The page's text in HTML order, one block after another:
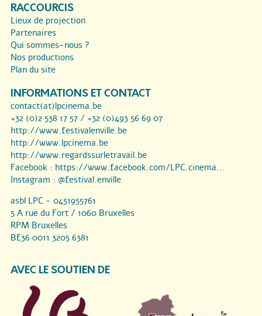
RACCOURCIS
Lieux de projection
Partenaires
Qui sommes-nous ?
Nos productions
Plan du site
INFORMATIONS ET CONTACT
contact(at)lpcinema.be
+32 (0)2 538 17 57 / +32 (0)493 56 69 07
http://www.festivalenville.be
http://www.lpcinema.be
http://www.regardssurletravail.be
Facebook : https://www.facebook.com/LPC.cinema...
Instagram : @festival.enville
asbl LPC - 0451955761
5 A rue du Fort / 1060 Bruxelles
RPM Bruxelles
BE36 0011 3205 6381
AVEC LE SOUTIEN DE